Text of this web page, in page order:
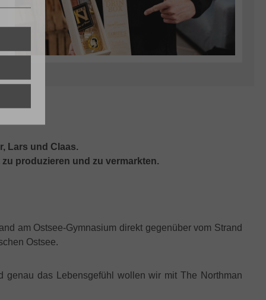
Lars und Claas.
produzieren und zu vermarkten.
am Ostsee-Gymnasium direkt gegenüber vom Strand
Ostsee.
das Lebensgefühl wollen wir mit The Northman